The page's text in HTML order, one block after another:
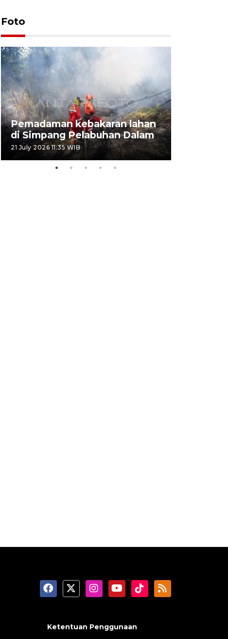
Foto
Pemadaman kebakaran lahan
di Simpang Pelabuhan Dalam
21 July 2026 11:35 WIB
Ketentuan Penggunaan